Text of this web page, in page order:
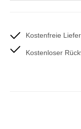
Kostenfreie
Kostenloser